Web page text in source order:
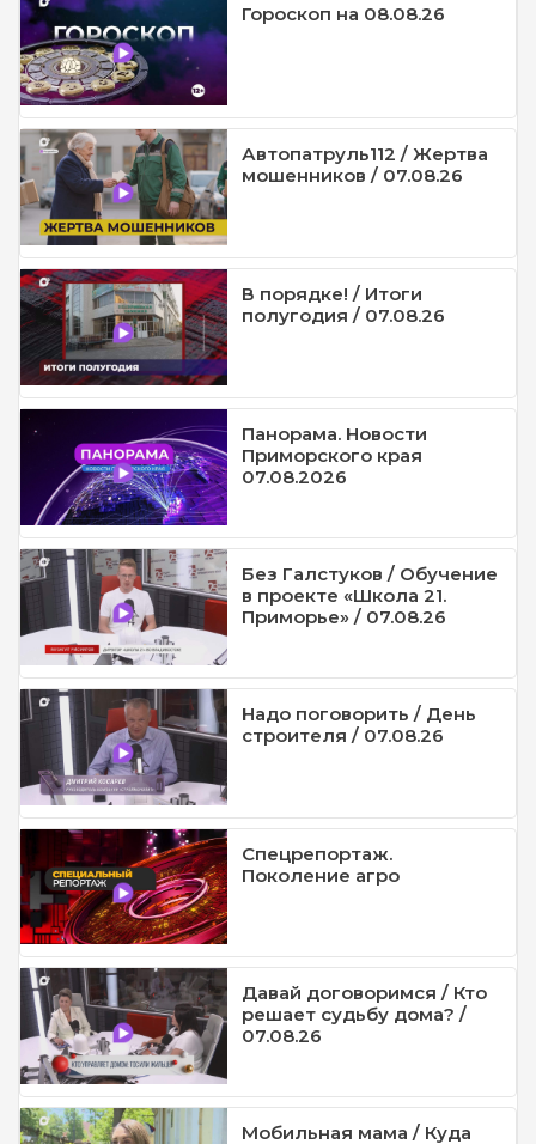
Гороскоп на 08.08.26
Автопатруль112 / Жертва
мошенников / 07.08.26
В порядке! / Итоги
полугодия / 07.08.26
Панорама. Новости
Приморского края
07.08.2026
Без Галстуков / Обучение
в проекте «Школа 21.
Приморье» / 07.08.26
Надо поговорить / День
строителя / 07.08.26
Спецрепортаж.
Поколение агро
Давай договоримся / Кто
решает судьбу дома? /
07.08.26
Мобильная мама / Куда